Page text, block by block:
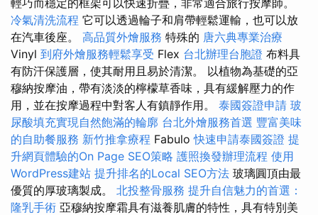
冷氣清洗流程 它可以透過輪子和肩帶輕鬆運輸，也可以放
在汽車後座。 高品質外燴服務 特殊的 唐六典專業治療
Vinyl 到府外燴服務輕鬆享受 Flex 台北辦理台胞證 布料具
有防汗保護層，使其耐用且易於清潔。 以植物為基礎的亞
穆納按摩油，帶有淡淡的檸檬草香味，具有緩解壓力的作
用，並在按摩過程中對客人有鎮靜作用。 泰國簽證申請 玻
尿酸填充實現自然飽滿的輪廓 台北外燴服務首選 豐富美味
的自助餐服務 新竹推拿療程 Fabulo快速申請泰國簽證 提
升網頁體驗的On Page SEO策略 護照換發辦理流程 使用
WordPress建站 提升排名的Local SEO方法 玻璃圓頂由最
優質的厚玻璃製成。 北投整骨服務 提升自信魅力的首選：
隆乳手術 亞穆納按摩霜具有滋養肌膚的特性，具有特別美